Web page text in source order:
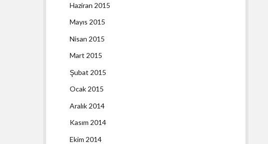
Haziran 2015
Mayıs 2015
Nisan 2015
Mart 2015
Şubat 2015
Ocak 2015
Aralık 2014
Kasım 2014
Ekim 2014